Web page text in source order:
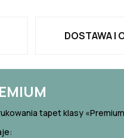
DOSTAWA I
tapet klasy